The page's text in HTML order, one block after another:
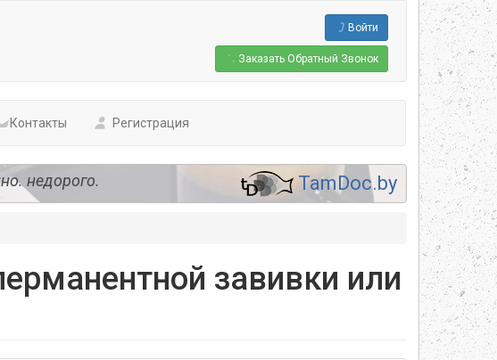
Войти
Заказать Обратный Звонок
Контакты Регистрация
TamDoc.by
недорого.
завивки или